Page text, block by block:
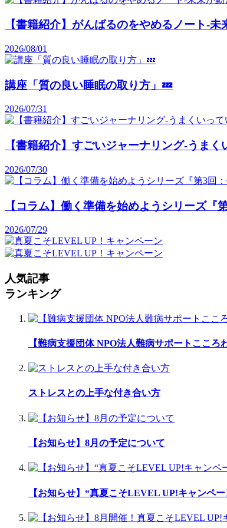
【書籍紹介】がんばるのをやめるノート-
2026/08/01
講座「質の良い睡眠の取り方」💤
2026/07/31
【書籍紹介】すごいジャーナリング-うま
2026/07/30
【コラム】働く準備を始めようシリーズ『
2026/07/29
人気記事
ランキング
【難病支援団体 NPO法人難病サポートここ
ストレスとの上手な付き合い方
【お知らせ】8月の予定について
【お知らせ】“真夏こそLEVEL UP!キャンペー